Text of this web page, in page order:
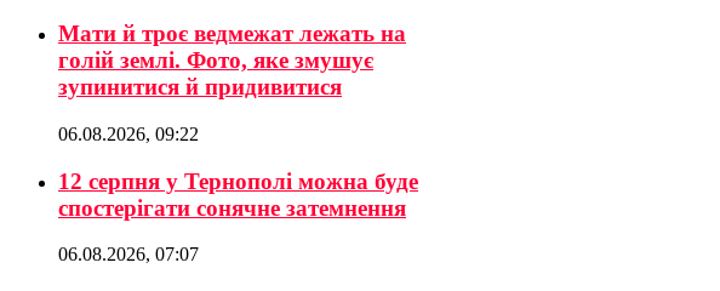
Мати й троє ведмежат лежать на
голій землі. Фото, яке змушує
зупинитися й придивитися
06.08.2026, 09:22
12 серпня у Тернополі можна буде
спостерігати сонячне затемнення
06.08.2026, 07:07